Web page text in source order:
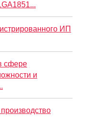
ИП
сфере
и